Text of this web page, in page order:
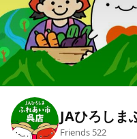
JAひろしま
Friends 522